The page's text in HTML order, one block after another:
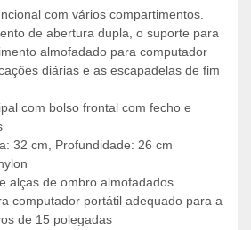
com vários compartimentos.
de abertura dupla, o suporte para
almofadado para computador
diárias e as escapadelas de fim
com bolso frontal com fecho e
32 cm, Profundidade: 26 cm
alças de ombro almofadados
computador portátil adequado para a
de 15 polegadas